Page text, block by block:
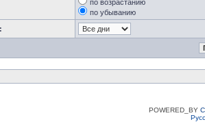
по возрастанию
по убыванию
POWERED_BY